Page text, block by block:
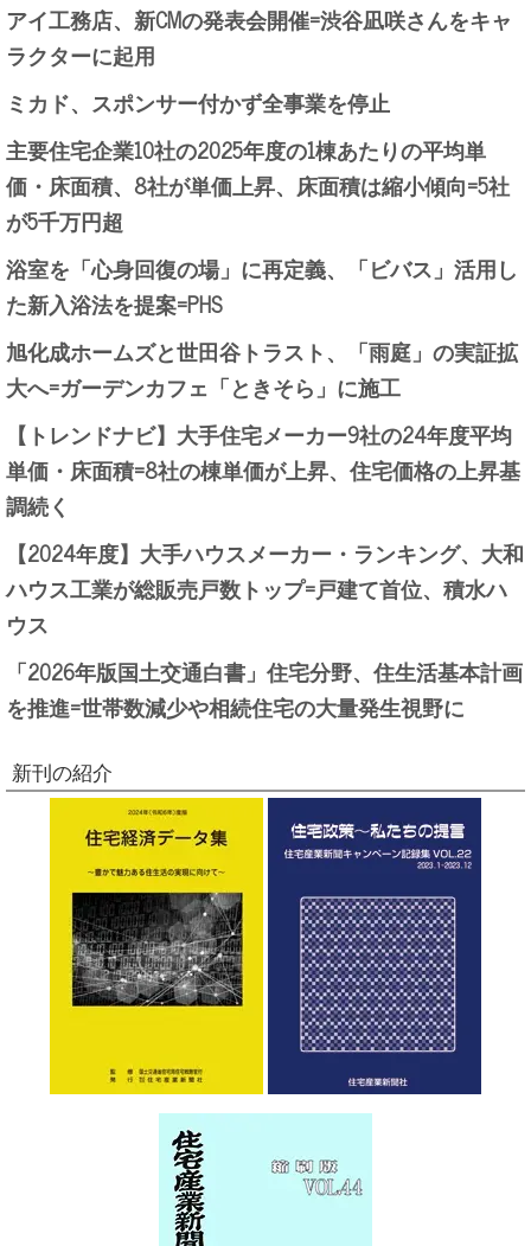
アイ工務店、新CMの発表会開催=渋谷凪咲さんをキャ
ラクターに起用
ミカド、スポンサー付かず全事業を停止
主要住宅企業10社の2025年度の1棟あたりの平均単
価・床面積、8社が単価上昇、床面積は縮小傾向=5社
が5千万円超
浴室を「心身回復の場」に再定義、「ビバス」活用し
た新入浴法を提案=PHS
旭化成ホームズと世田谷トラスト、「雨庭」の実証拡
大へ=ガーデンカフェ「ときそら」に施工
【トレンドナビ】大手住宅メーカー9社の24年度平均
単価・床面積=8社の棟単価が上昇、住宅価格の上昇基
調続く
【2024年度】大手ハウスメーカー・ランキング、大和
ハウス工業が総販売戸数トップ=戸建て首位、積水ハ
ウス
「2026年版国土交通白書」住宅分野、住生活基本計画
を推進=世帯数減少や相続住宅の大量発生視野に
新刊の紹介